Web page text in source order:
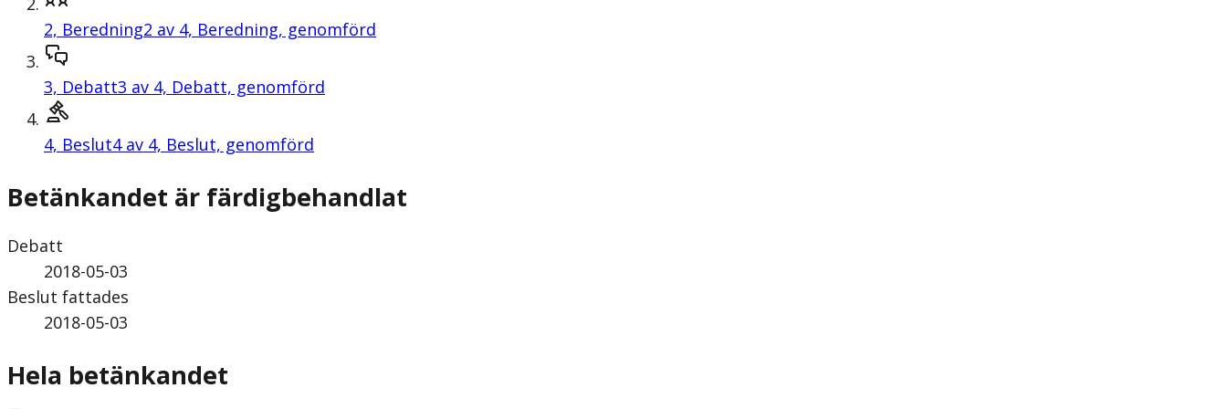
2, Beredning2 av 4, Beredning, genomförd
3, Debatt3 av 4, Debatt, genomförd
4, Beslut4 av 4, Beslut, genomförd
Betänkandet är färdigbehandlat
Debatt
2018-05-03
Beslut fattades
2018-05-03
Hela betänkandet